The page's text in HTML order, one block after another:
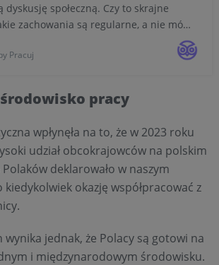
dyskusję społeczną. Czy to skrajne
zachowania są regularne, a nie mówi
Jaki rynek zastają osoby rozpoczynające
wynika z badań Pracuj.pl, ¼ ...
Pracuj
pracy
wpłynęła na to, że w 2023 roku
udział obcokrajowców na polskim
deklarowało w naszym
kiedykolwiek okazję współpracować z
wynika jednak, że Polacy są gotowi na
i międzynarodowym środowisku.